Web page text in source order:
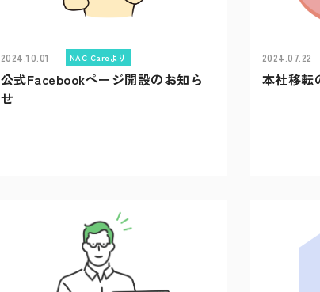
2024.10.01 NAC Careより
公式Facebookページ開設のお知ら
せ
2024.07.22
本社移転